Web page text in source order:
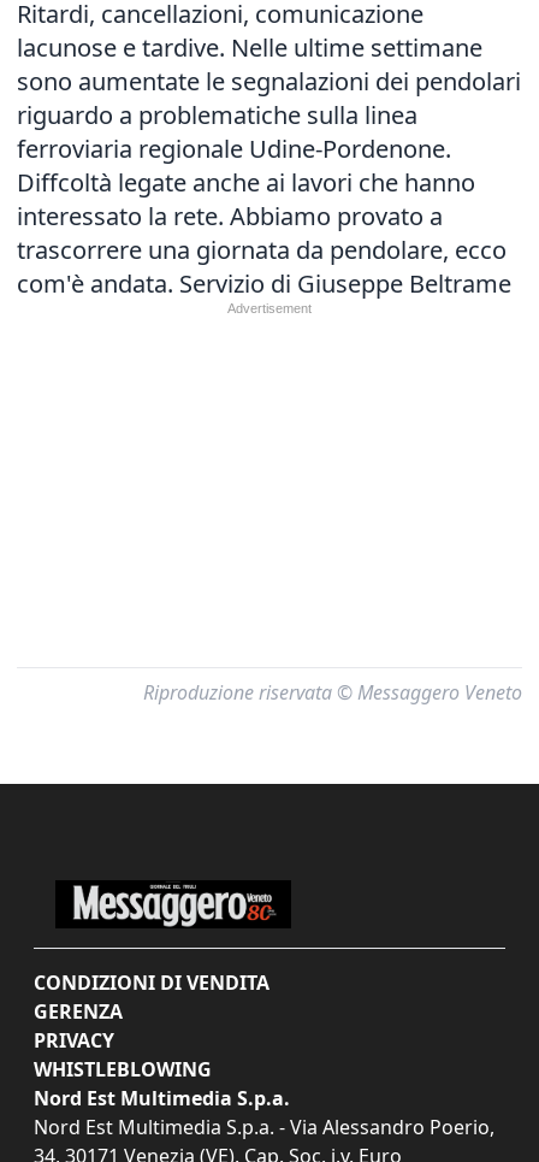
Ritardi, cancellazioni, comunicazione
lacunose e tardive. Nelle ultime settimane
sono aumentate le segnalazioni dei pendolari
riguardo a problematiche sulla linea
ferroviaria regionale Udine-Pordenone.
Diffcoltà legate anche ai lavori che hanno
interessato la rete. Abbiamo provato a
trascorrere una giornata da pendolare, ecco
com'è andata. Servizio di Giuseppe Beltrame
Riproduzione riservata © Messaggero Veneto
CONDIZIONI DI VENDITA
GERENZA
PRIVACY
WHISTLEBLOWING
Nord Est Multimedia S.p.a.
Nord Est Multimedia S.p.a. - Via Alessandro Poerio,
34, 30171 Venezia (VE). Cap. Soc. i.v. Euro